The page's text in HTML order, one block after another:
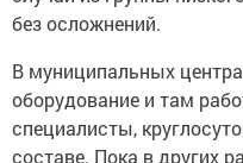
без осложнений.
В муниципальных
оборудование и там
специалисты,
составе. Пока в других